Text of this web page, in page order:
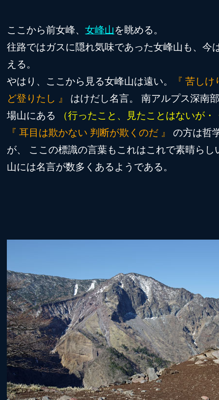
ここから前女峰、 女峰山を眺める。
往路ではガスに隠れ気味であった女峰山も、今
える。
やはり、ここから見る女峰山は遠い。
『 苦し
ど登りたし 』
はけだし名言。 南アルプス深南
場山にある
（行ったこと、見たことはないが・
『 耳目は欺かない 判断が欺くのだ 』
の方は哲
が、 ここの標識の言葉もこれはこれで素晴らし
山には名言が数多くあるようである。